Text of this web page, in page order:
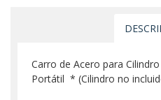
Carro de Acero para
Portátil * (Cilindro no